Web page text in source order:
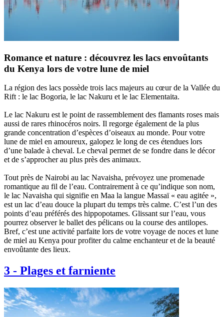
Romance et nature : découvrez les lacs envoûtants
du Kenya lors de votre lune de miel
La région des lacs possède trois lacs majeurs au cœur de la Vallée du
Rift : le lac Bogoria, le lac Nakuru et le lac Elementaita.
Le lac Nakuru est le point de rassemblement des flamants roses mais
aussi de rares rhinocéros noirs. Il regorge également de la plus
grande concentration d’espèces d’oiseaux au monde. Pour votre
lune de miel en amoureux, galopez le long de ces étendues lors
d’une balade à cheval. Le cheval permet de se fondre dans le décor
et de s’approcher au plus près des animaux.
Tout près de Nairobi au lac Navaisha, prévoyez une promenade
romantique au fil de l’eau. Contrairement à ce qu’indique son nom,
le lac Navaisha qui signifie en Maa la langue Massaï « eau agitée »,
est un lac d’eau douce la plupart du temps très calme. C’est l’un des
points d’eau préférés des hippopotames. Glissant sur l’eau, vous
pourrez observer le ballet des pélicans ou la course des antilopes.
Bref, c’est une activité parfaite lors de votre voyage de noces et lune
de miel au Kenya pour profiter du calme enchanteur et de la beauté
envoûtante des lieux.
3 - Plages et farniente